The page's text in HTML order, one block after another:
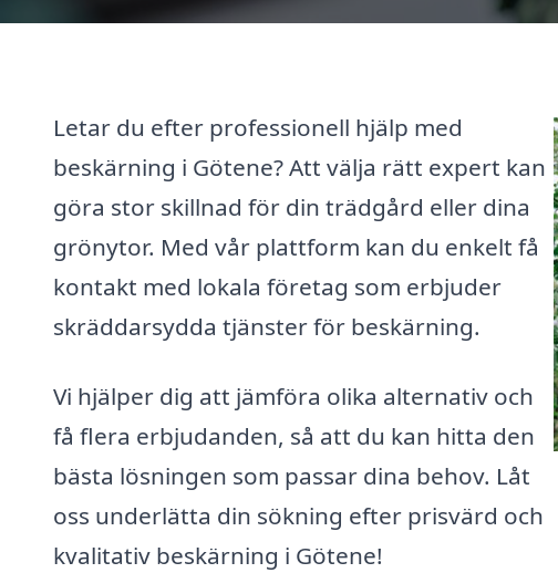
Letar du efter professionell hjälp med
beskärning i Götene? Att välja rätt expert kan
göra stor skillnad för din trädgård eller dina
grönytor. Med vår plattform kan du enkelt få
kontakt med lokala företag som erbjuder
skräddarsydda tjänster för beskärning.
Vi hjälper dig att jämföra olika alternativ och
få flera erbjudanden, så att du kan hitta den
bästa lösningen som passar dina behov. Låt
oss underlätta din sökning efter prisvärd och
kvalitativ beskärning i Götene!